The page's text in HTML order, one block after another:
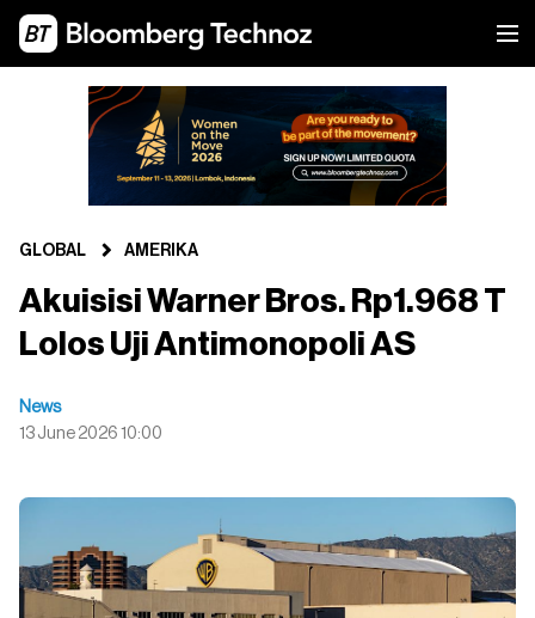
GLOBAL AMERIKA
Akuisisi Warner Bros. Rp1.968 T
Lolos Uji Antimonopoli AS
News
13 June 2026 10:00